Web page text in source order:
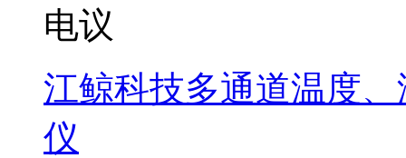
电议
江鲸科技多通道温度
仪